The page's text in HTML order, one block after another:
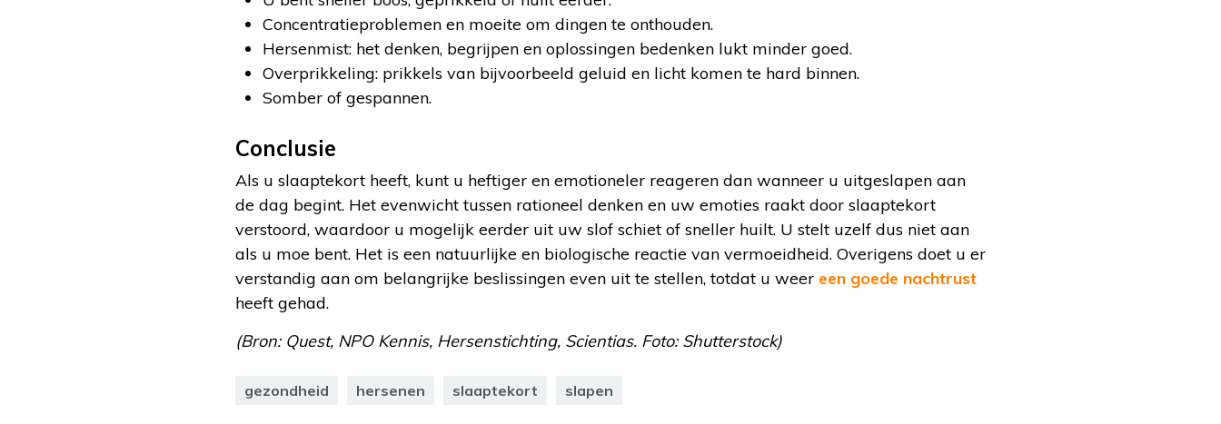
Concentratieproblemen en moeite om dingen te onthouden.
Hersenmist: het denken, begrijpen en oplossingen bedenken lukt minder goed.
Overprikkeling: prikkels van bijvoorbeeld geluid en licht komen te hard binnen.
Somber of gespannen.
Conclusie
Als u slaaptekort heeft, kunt u heftiger en emotioneler reageren dan wanneer u uitgeslapen aan
de dag begint. Het evenwicht tussen rationeel denken en uw emoties raakt door slaaptekort
verstoord, waardoor u mogelijk eerder uit uw slof schiet of sneller huilt. U stelt uzelf dus niet aan
als u moe bent. Het is een natuurlijke en biologische reactie van vermoeidheid. Overigens doet u er
verstandig aan om belangrijke beslissingen even uit te stellen, totdat u weer een goede nachtrust
heeft gehad.
(Bron: Quest, NPO Kennis, Hersenstichting, Scientias. Foto: Shutterstock)
gezondheid hersenen slaaptekort slapen